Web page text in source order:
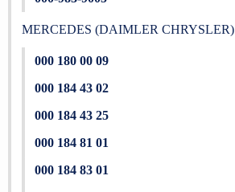
MERCEDES (DAIMLER CHRYSLER)
000 180 00 09
000 184 43 02
000 184 43 25
000 184 81 01
000 184 83 01